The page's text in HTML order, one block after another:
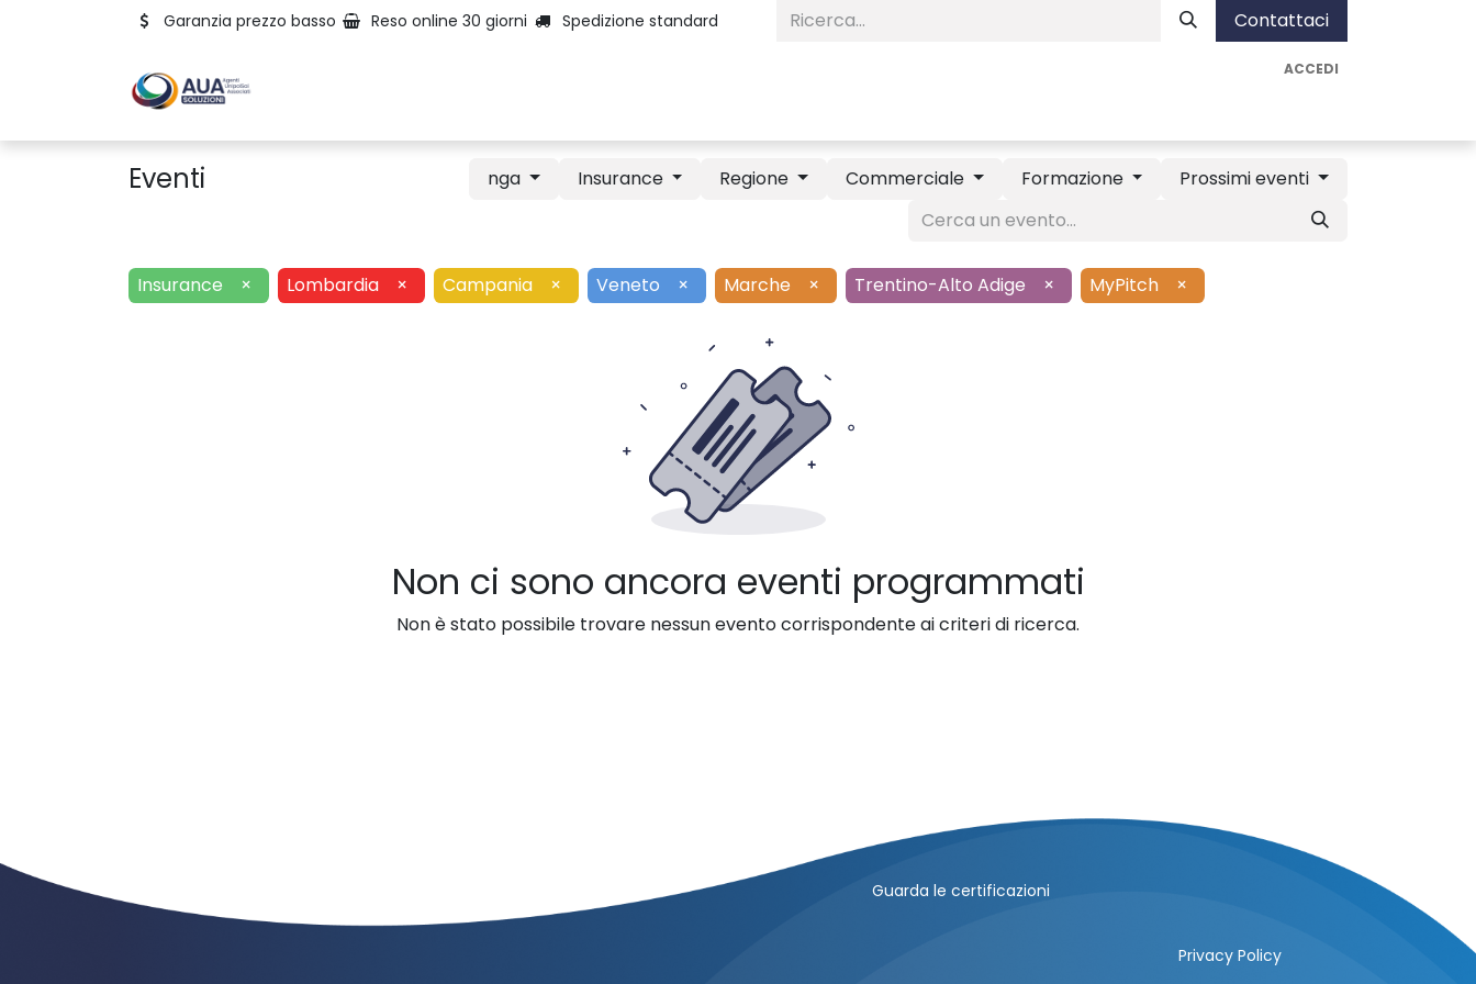
Garanzia prezzo basso Reso online 30 giorni Spedizione standard Contattaci
ACCEDI
Eventi nga Insurance Regione Commerciale Formazione Prossimi eventi
Insurance × Lombardia × Campania × Veneto × Marche × Trentino-Alto Adige × MyPitch ×
Non ci sono ancora eventi programmati
Non è stato possibile trovare nessun evento corrispondente ai criteri di ricerca.
Privacy Policy
Guarda le certificazioni